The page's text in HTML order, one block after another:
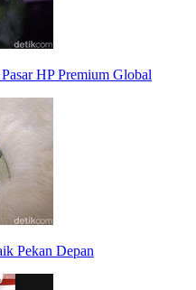
HP Premium Global
Pekan Depan